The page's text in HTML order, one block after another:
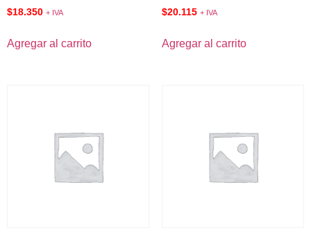
$18.350 + IVA
Agregar al carrito
$20.115 + IVA
Agregar al carrito